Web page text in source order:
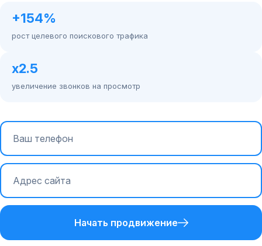
+154%
рост целевого поискового трафика
х2.5
увеличение звонков на просмотр
Начать продвижение